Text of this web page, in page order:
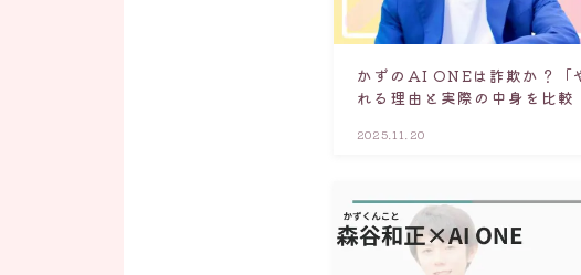
かずのAI ONEは詐欺か？「
れる理由と実際の中身を比較
2025.11.20